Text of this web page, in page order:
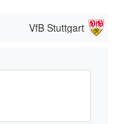
VfB Stuttgart